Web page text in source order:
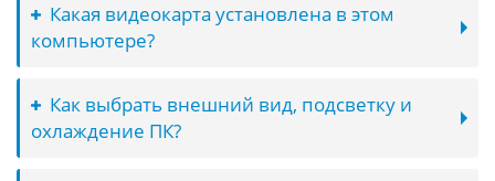
Какая видеокарта установлена в этом
компьютере?
Как выбрать внешний вид, подсветку и
охлаждение ПК?